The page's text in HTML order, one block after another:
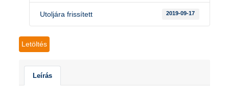
Utoljára frissített 2019-09-17
Letöltés
Leírás